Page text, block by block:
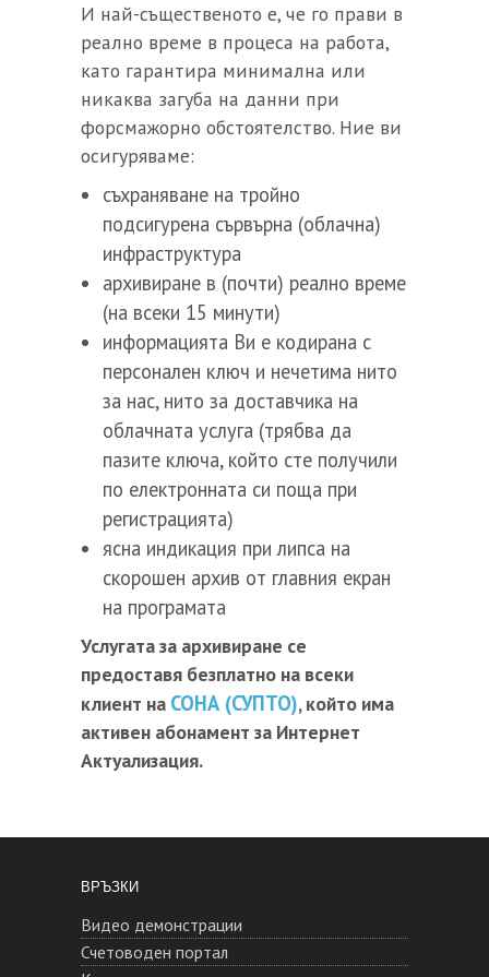
И най-същественото е, че го прави в
реално време в процеса на работа,
като гарантира минимална или
никаква загуба на данни при
форсмажорно обстоятелство. Ние ви
осигуряваме:
съхраняване на тройно
подсигурена сървърна (облачна)
инфраструктура
архивиране в (почти) реално време
(на всеки 15 минути)
информацията Ви е кодирана с
персонален ключ и нечетима нито
за нас, нито за доставчика на
облачната услуга (трябва да
пазите ключа, който сте получили
по електронната си поща при
регистрацията)
ясна индикация при липса на
скорошен архив от главния екран
на програмата
Услугата за архивиране се
предоставя безплатно на всеки
клиент на СОНА (СУПТО), който има
активен абонамент за Интернет
Актуализация.
ВРЪЗКИ
Видео демонстрации
Счетоводен портал